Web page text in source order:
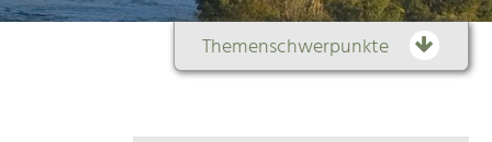
Themenschwerpunkte
Themenübersicht